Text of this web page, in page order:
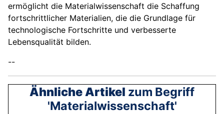
ermöglicht die Materialwissenschaft die Schaffung
fortschrittlicher Materialien, die die Grundlage für
technologische Fortschritte und verbesserte
Lebensqualität bilden.
--
Ähnliche Artikel zum Begriff
'Materialwissenschaft'